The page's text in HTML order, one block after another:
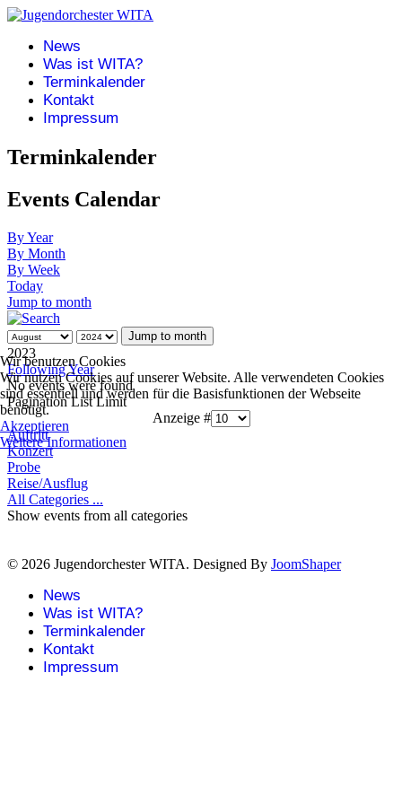
News
Was ist WITA?
Terminkalender
Kontakt
Impressum
Terminkalender
Events Calendar
By Year
By Month
By Week
Today
Jump to month
Jump to month
2023
Following Year
No events were found
Pagination List Limit
Anzeige #
Auftritt
Konzert
Probe
Reise/Ausflug
All Categories ...
Show events from all categories
© 2026 Jugendorchester WITA. Designed By JoomShaper
News
Was ist WITA?
Terminkalender
Kontakt
Impressum
Wir benutzen Cookies
Wir nutzen Cookies auf unserer Website. Alle verwendeten Cookies
sind essentiell und werden für die Basisfunktionen der Webseite
benötigt.
Akzeptieren
Weitere Informationen